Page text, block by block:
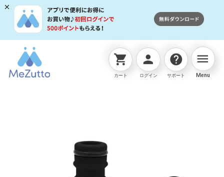
shopping_cart
カート
person
ログイン
help
サポート
menu
Menu
ネットストアTOP 交換用部品 ｵｰﾛﾗBOXY本体ﾆｯﾌﾟﾙｾ